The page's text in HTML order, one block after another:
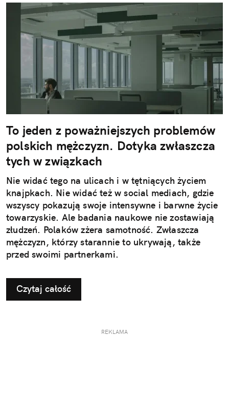
To jeden z poważniejszych problemów
polskich mężczyzn. Dotyka zwłaszcza
tych w związkach
Nie widać tego na ulicach i w tętniących życiem
knajpkach. Nie widać też w social mediach, gdzie
wszyscy pokazują swoje intensywne i barwne życie
towarzyskie. Ale badania naukowe nie zostawiają
złudzeń. Polaków zżera samotność. Zwłaszcza
mężczyzn, którzy starannie to ukrywają, także
przed swoimi partnerkami.
Czytaj całość
REKLAMA